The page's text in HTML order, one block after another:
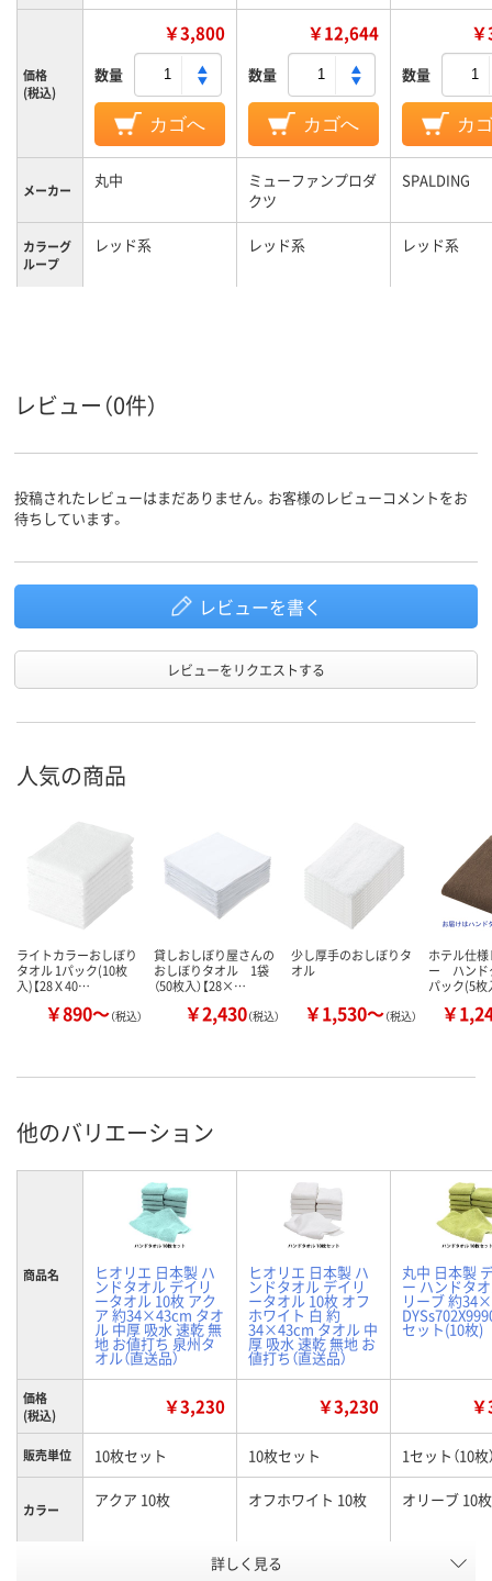
価格
(税込)
￥3,800
数量
カゴへ
￥12,644
数量
カゴへ
数量
カ
メーカー 丸中
ミューファンプロダ
クツ
SPALDING
カラーグ
ループ
レッド系 レッド系 レッド系
レビュー（0件）
投稿されたレビューはまだありません。お客様のレビューコメントをお
待ちしています。
レビューを書く
レビューをリクエストする
人気の商品
ライトカラーおしぼり
タオル 1パック(10枚
入)【28Ｘ40…
￥890～（税込）
貸しおしぼり屋さんの
おしぼりタオル 1袋
（50枚入）【28×…
￥2,430（税込）
少し厚手のおしぼりタ
オル
￥1,530～（税込）
ホテル仕
ー ハン
パック(5枚
￥
他のバリエーション
商品名 ヒオリエ 日本製 ハ
ンドタオル デイリ
ータオル 10枚 アク
ア 約34×43cm タオ
ル 中厚 吸水 速乾 無
地 お値打ち 泉州タ
オル（直送品）
ヒオリエ 日本製 ハ
ンドタオル デイリ
ータオル 10枚 オフ
ホワイト 白 約
34×43cm タオル 中
厚 吸水 速乾 無地 お
値打ち（直送品）
丸中 日本製
ー ハンドタ
リーブ 約
セット(10枚)
価格
(税込)
￥3,230 ￥3,230
販売単位 10枚セット 10枚セット 1セット（10枚
カラー アクア 10枚 オフホワイト 10枚 オリーブ 10枚
X299067 X299084
詳しく見る